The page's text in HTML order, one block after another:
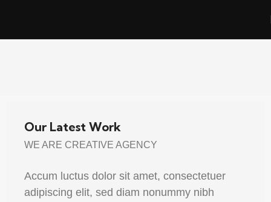
Our Latest Work
WE ARE CREATIVE AGENCY
Accum luctus dolor sit amet, consectetuer
adipiscing elit, sed diam nonummy nibh